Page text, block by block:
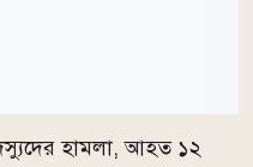
হামলা, আহত ১২